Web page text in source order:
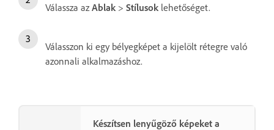
Válassza az Ablak > Stílusok lehetőséget.
Válasszon ki egy bélyegképet a kijelölt rétegre való
azonnali alkalmazáshoz.
Készítsen lenyűgöző képeket a